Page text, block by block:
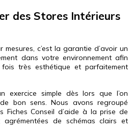
des Stores Intérieurs
c’est la garantie d’avoir un
dans votre environnement afin
très esthétique et parfaitement
exercice simple dès lors que l’on
bon sens. Nous avons regroupé
Fiches Conseil d’aide à la prise de
de schémas clairs et